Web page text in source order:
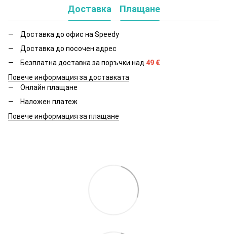
Доставка Плащане
Доставка до офис на Speedy
Доставка до посочен адрес
Безплатна доставка за поръчки над 49 €
Повече информация за доставката
Онлайн плащане
Наложен платеж
Повече информация за плащане